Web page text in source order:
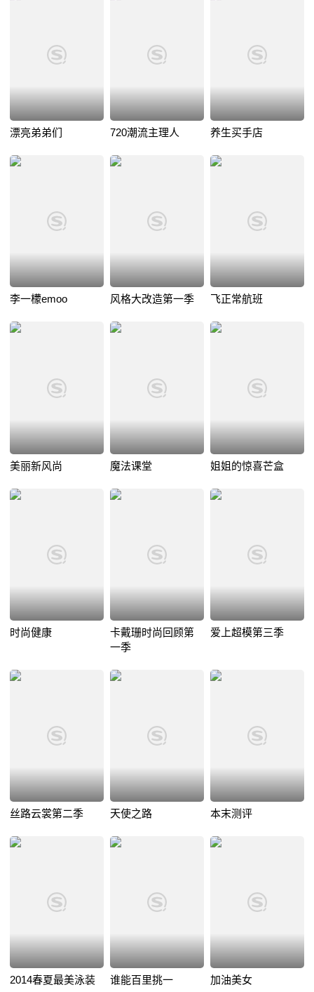
漂亮弟弟们 720潮流主理人 养生买手店
李一檬emoo 风格大改造第一季 飞正常航班
美丽新风尚 魔法课堂 姐姐的惊喜芒盒
时尚健康
卡戴珊时尚回顾第
一季
爱上超模第三季
丝路云裳第二季 天使之路 本末测评
2014春夏最美泳装 谁能百里挑一 加油美女